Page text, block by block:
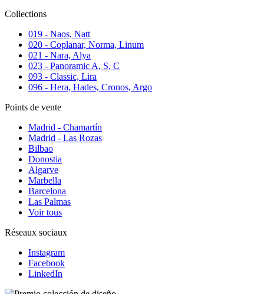
Collections
019 - Naos, Natt
020 - Coplanar, Norma, Linum
021 - Nara, Alya
023 - Panoramic A, S, C
093 - Classic, Lira
096 - Hera, Hades, Cronos, Argo
Points de vente
Madrid - Chamartín
Madrid - Las Rozas
Bilbao
Donostia
Algarve
Marbella
Barcelona
Las Palmas
Voir tous
Réseaux sociaux
Instagram
Facebook
LinkedIn